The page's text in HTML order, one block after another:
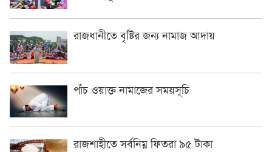
রাজধানীতে বৃষ্টির জন্য নামাজ আদায়
পাঁচ ওয়াক্ত নামাজের সময়সূচি
রাজশাহীতে সর্বনিম্ন ফিতরা ৯৫ টাকা